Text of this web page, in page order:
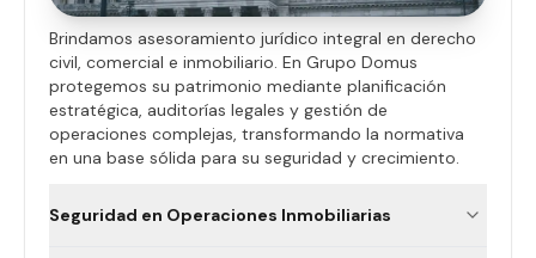
Brindamos asesoramiento jurídico integral en derecho
civil, comercial e inmobiliario. En Grupo Domus
protegemos su patrimonio mediante planificación
estratégica, auditorías legales y gestión de
operaciones complejas, transformando la normativa
en una base sólida para su seguridad y crecimiento.
Seguridad en Operaciones Inmobiliarias